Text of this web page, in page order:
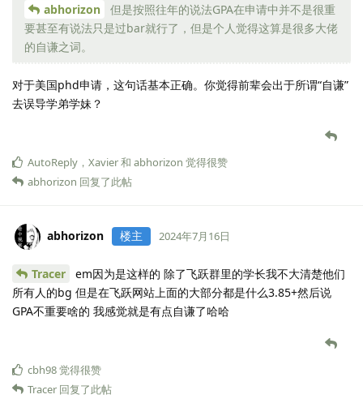
abhorizon
但是按照往年的说法GPA在申请中并不是很重
要甚至有说法只是过bar就行了，但是个人觉得这算是很多大佬
的自谦之词。
对于美国phd申请，这句话基本正确。你觉得前辈会出于所谓“自谦”
去误导学弟学妹？
AutoReply ， Xavier和 abhorizon 觉得很赞
abhorizon 回复了此帖
abhorizon 楼主 2024年7月16日
Tracer
em因为是这样的 除了飞跃群里的学长我不大清楚他们
所有人的bg 但是在飞跃网站上面的大部分都是什么3.85+然后说
GPA不重要啥的 我感觉就是有点自谦了哈哈
cbh98觉得很赞
Tracer 回复了此帖